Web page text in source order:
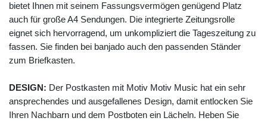
bietet Ihnen mit seinem Fassungsvermögen genügend Platz
auch für große A4 Sendungen. Die integrierte Zeitungsrolle
eignet sich hervorragend, um unkompliziert die Tageszeitung zu
fassen. Sie finden bei banjado auch den passenden Ständer
zum Briefkasten.
DESIGN: Der Postkasten mit Motiv Motiv Music hat ein sehr
ansprechendes und ausgefallenes Design, damit entlocken Sie
Ihren Nachbarn und dem Postboten ein Lächeln. Heben Sie